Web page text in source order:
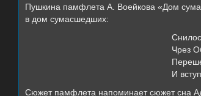
Пушкина памфлета А. Воейкова «Дом
в дом сумасшедших:
Чрез
И
Сюжет памфлета напоминает сюжет сна